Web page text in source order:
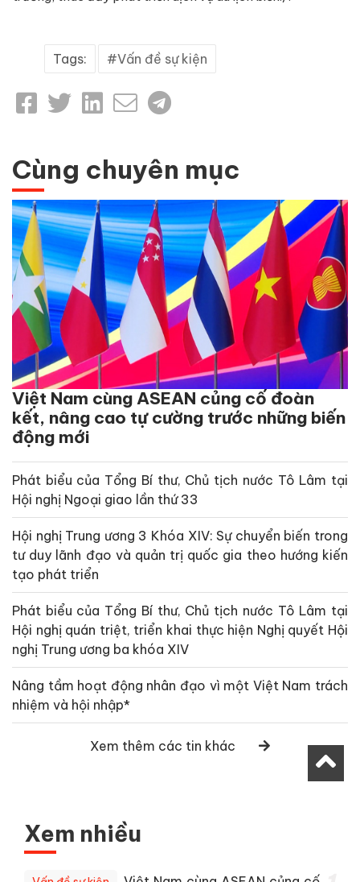
Tags: Vấn đề sự kiện
Cùng chuyên mục
Việt Nam cùng ASEAN củng cố đoàn
kết, nâng cao tự cường trước những biến
động mới
Phát biểu của Tổng Bí thư, Chủ tịch nước Tô Lâm tại
Hội nghị Ngoại giao lần thứ 33
Hội nghị Trung ương 3 Khóa XIV: Sự chuyển biến trong
tư duy lãnh đạo và quản trị quốc gia theo hướng kiến
tạo phát triển
Phát biểu của Tổng Bí thư, Chủ tịch nước Tô Lâm tại
Hội nghị quán triệt, triển khai thực hiện Nghị quyết Hội
nghị Trung ương ba khóa XIV
Nâng tầm hoạt động nhân đạo vì một Việt Nam trách
nhiệm và hội nhập*
Xem thêm các tin khác
Xem nhiều